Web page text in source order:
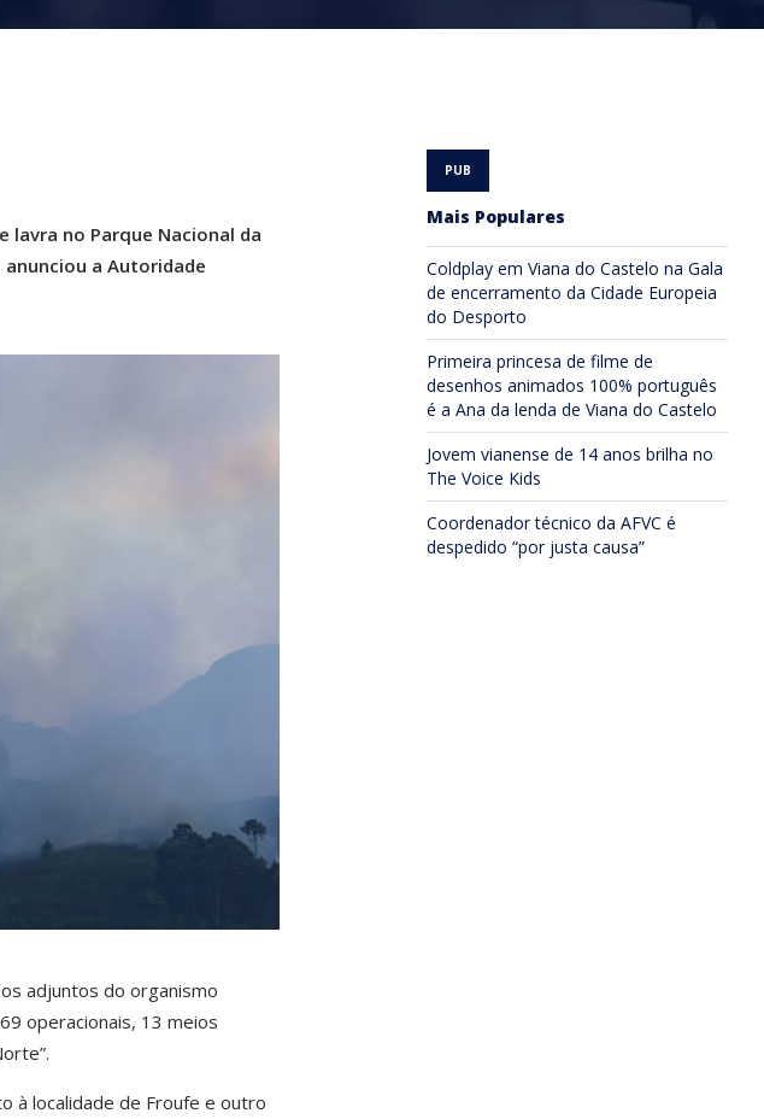
lavra no Parque Nacional da
a Autoridade
adjuntos do organismo
operacionais, 13 meios
à localidade de Froufe e outro
Mais Populares
Coldplay em Viana do Castelo na Gala
de encerramento da Cidade Europeia
do Desporto
Primeira princesa de filme de
desenhos animados 100% português
é a Ana da lenda de Viana do Castelo
Jovem vianense de 14 anos brilha no
The Voice Kids
Coordenador técnico da AFVC é
despedido “por justa causa”